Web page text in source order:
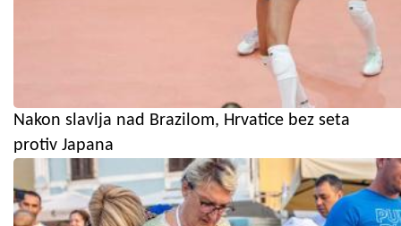
Nakon slavlja nad Brazilom, Hrvatice bez seta
protiv Japana